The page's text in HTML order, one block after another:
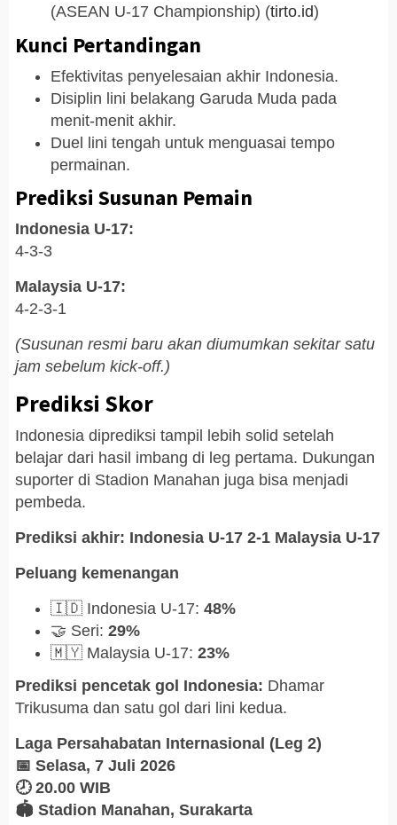
(ASEAN U-17 Championship) (tirto.id)
Kunci Pertandingan
Efektivitas penyelesaian akhir Indonesia.
Disiplin lini belakang Garuda Muda pada
menit-menit akhir.
Duel lini tengah untuk menguasai tempo
permainan.
Prediksi Susunan Pemain
Indonesia U-17:
4-3-3
Malaysia U-17:
4-2-3-1
(Susunan resmi baru akan diumumkan sekitar satu
jam sebelum kick-off.)
Prediksi Skor
Indonesia diprediksi tampil lebih solid setelah
belajar dari hasil imbang di leg pertama. Dukungan
suporter di Stadion Manahan juga bisa menjadi
pembeda.
Prediksi akhir: Indonesia U-17 2-1 Malaysia U-17
Peluang kemenangan
🇮🇩 Indonesia U-17: 48%
🤝 Seri: 29%
🇲🇾 Malaysia U-17: 23%
Prediksi pencetak gol Indonesia: Dhamar
Trikusuma dan satu gol dari lini kedua.
Laga Persahabatan Internasional (Leg 2)
📅 Selasa, 7 Juli 2026
🕗 20.00 WIB
🏟️ Stadion Manahan, Surakarta